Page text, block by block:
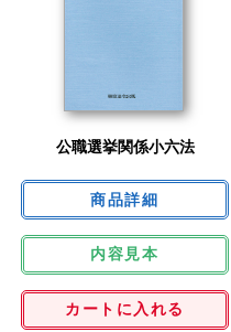
公職選挙関係小六法
内容見本
カートに入れる